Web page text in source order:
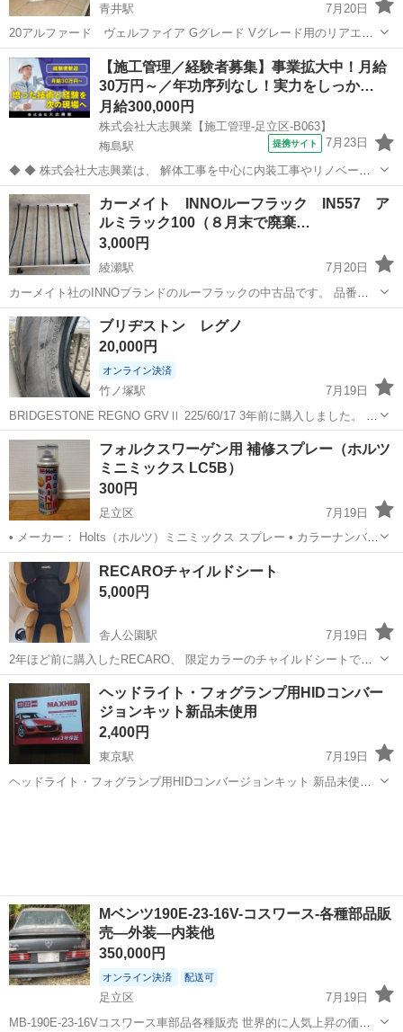
青井駅
7月20日
20アルファード ヴェルファイア Gグレード Vグレード用のリアエア
ロ（リップ）になります。 簡単に取付出来て、格好良さを引き出して
くれるパーツです。 取付には、外装用の両面テープが必要です。 カラ
ーは、純正のホワイトパール...
東京 足立区 青井駅 外装、車外用品
【施工管理／経験者募集】事業拡大中！月給
30万円～／年功序列なし！実力をしっか…
月給300,000円
株式会社大志興業【施工管理-足立区-B063】
梅島駅
提携サイト 7月23日
◆ ◆ 株式会社大志興業は、 解体工事を中心に内装工事やリノベーシ
ョン工事まで幅広く手掛ける総合建設企業です。 住宅・店舗・ビルな
ど多様な現場に対応し、解体から施工、廃棄物処理まで一貫して行っ
ています。 20代～40代の...
東京 足立区 梅島駅
カーメイト INNOルーフラック IN557 ア
ルミラック100（８月末で廃棄…
3,000円
綾瀬駅
7月20日
カーメイト社のINNOブランドのルーフラックの中古品です。 品番は
以下の通りです。詳細はカーメイトのホームページを参照して下さ
い。 ...
東京 足立区 綾瀬駅 キャリア、ラック
ブリヂストン レグノ
20,000円
オンライン決済
竹ノ塚駅
7月19日
BRIDGESTONE REGNO GRVⅡ 225/60/17 3年前に購入しました。 山
は3mmちょっとくらい残ってます。 パンクはしてません。
東京 足立区 竹ノ塚駅 タイヤ、ホイール
フォルクスワーゲン用 補修スプレー（ホルツ
ミニミックス LC5B）
300円
足立区
7月19日
• メーカー： Holts（ホルツ）ミニミックス スプレー • カラーナンバ
ー： LC5B（アトランティックブルーメタリック等、VW・アウディ系
の紺色・ネイビー系カラー） • 状態： 一度30cm四方の傷消しに使用
したのみの...
東京 足立区 メンテナンス用品 ホルツ
RECAROチャイルドシート
5,000円
舎人公園駅
7月19日
2年ほど前に購入したRECARO、 限定カラーのチャイルドシートで
す。 大きくなれば、下だけも使えます ドリンクホルダー付きです
【傷などの状態】とくに目立った傷はありません。 週末１回くらいし
か使っていなかっ...
東京 足立区 舎人公園駅 セキュリティ用品
ヘッドライト・フォグランプ用HIDコンバー
ジョンキット新品未使用
2,400円
東京駅
7月19日
ヘッドライト・フォグランプ用HIDコンバージョンキット 新品未使用
Mベンツ190E-23-16V-コスワース-各種部品販
売―外装―内装他
350,000円
オンライン決済 配送可
足立区
7月19日
MB-190E-23-16Vコスワース車部品各種販売 世界的に人気上昇の価値